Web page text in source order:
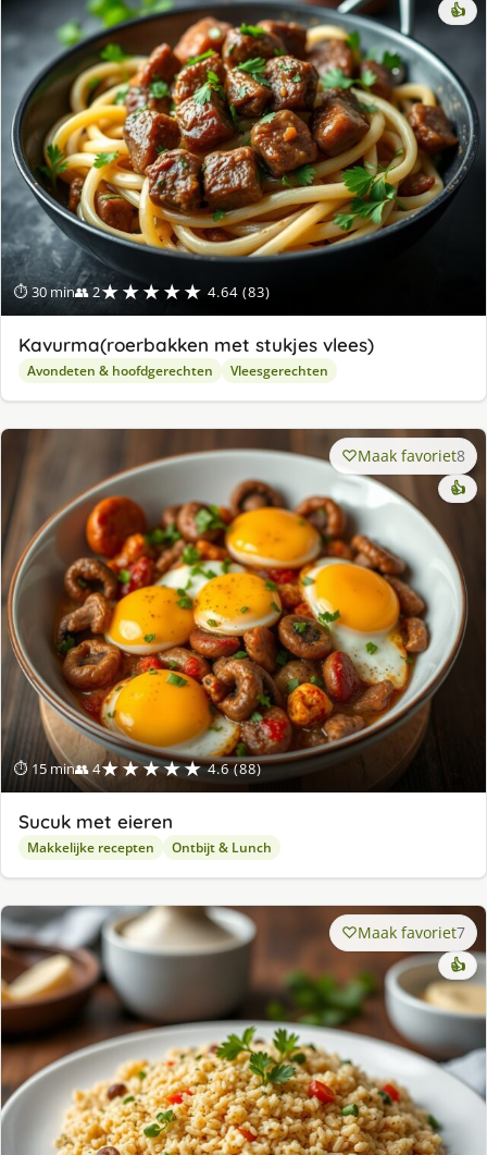
⏱ 30 min👥 2★★★★★ 4.64 (83)
👍
Kavurma(roerbakken met stukjes vlees)
Avondeten & hoofdgerechten Vleesgerechten
⏱ 15 min👥 4★★★★★ 4.6 (88)
Maak favoriet8
👍
Sucuk met eieren
Makkelijke recepten Ontbijt & Lunch
Maak favoriet7
👍